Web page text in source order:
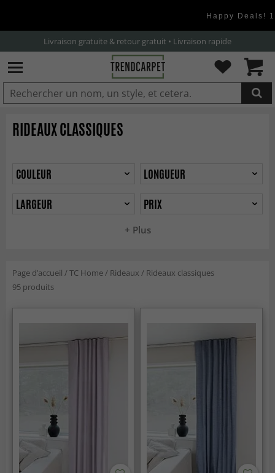
Happy Deals!
Livraison gratuite & retour gratuit • Livraison rapide
Retour sous 14 jours • Paiement sécurisé par facture
AJOUTÉ AU PANIER
RIDEAUX CLASSIQUES
+ Plus
COULEUR
LONGUEUR
LARGEUR
PRIX
Page d’accueil /TC Home/ Rideaux / Rideaux classiques
95 produits